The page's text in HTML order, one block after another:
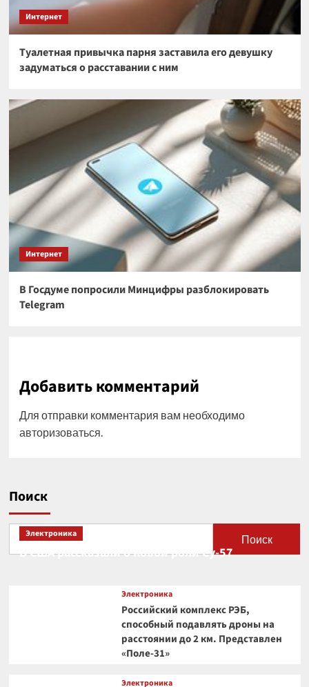
Интернет
Туалетная привычка парня заставила его девушку
задуматься о расставании с ним
Интернет
В Госдуме попросили Минцифры разблокировать
Telegram
Добавить комментарий
Для отправки комментария вам необходимо
авторизоваться.
Поиск
Поиск
Электроника
В США рассказали о новой роли Су-57
Электроника
Российский комплекс РЭБ,
способный подавлять дроны на
расстоянии до 2 км. Представлен
«Поле-31»
Электроника